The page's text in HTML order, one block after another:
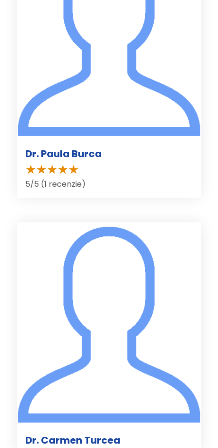
Dr. Paula Burca
5/5 (1 recenzie)
Dr. Carmen Turcea